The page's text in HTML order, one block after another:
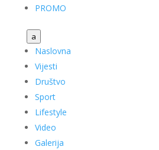
PROMO
a
Naslovna
Vijesti
Društvo
Sport
Lifestyle
Video
Galerija